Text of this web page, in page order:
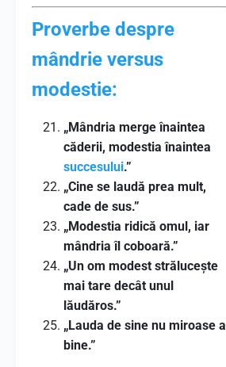
Proverbe despre
mândrie versus
modestie:
„Mândria merge înaintea
căderii, modestia înaintea
succesului.”
„Cine se laudă prea mult,
cade de sus.”
„Modestia ridică omul, iar
mândria îl coboară.”
„Un om modest strălucește
mai tare decât unul
lăudăros.”
„Lauda de sine nu miroase a
bine.”